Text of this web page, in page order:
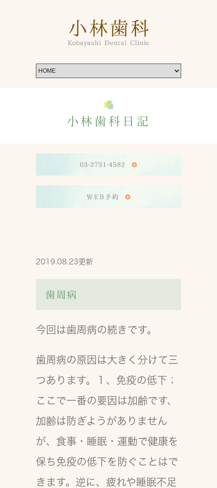
小林歯科日記
2019.08.23更新
歯周病
今回は歯周病の続きです。
歯周病の原因は大きく分けて三
つあります。１、免疫の低下；
ここで一番の要因は加齢です、
加齢は防ぎようがありません
が、食事・睡眠・運動で健康を
保ち免疫の低下を防ぐことはで
きます。逆に、疲れや睡眠不足